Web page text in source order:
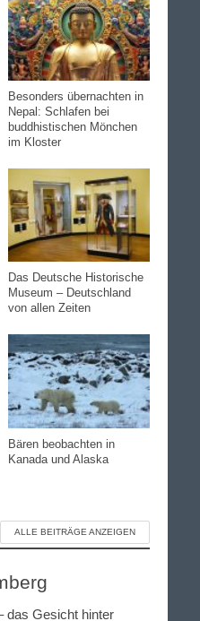
Besonders übernachten in
Nepal: Schlafen bei
buddhistischen Mönchen
im Kloster
Das Deutsche Historische
Museum – Deutschland
von allen Zeiten
Bären beobachten in
Kanada und Alaska
ALLE BEITRÄGE ANZEIGEN
das Gesicht hinter